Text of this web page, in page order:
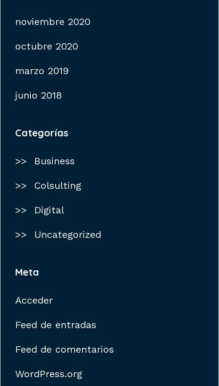
noviembre 2020
octubre 2020
marzo 2019
junio 2018
Categorías
Business
Colsulting
Digital
Uncategorized
Meta
Acceder
Feed de entradas
Feed de comentarios
WordPress.org